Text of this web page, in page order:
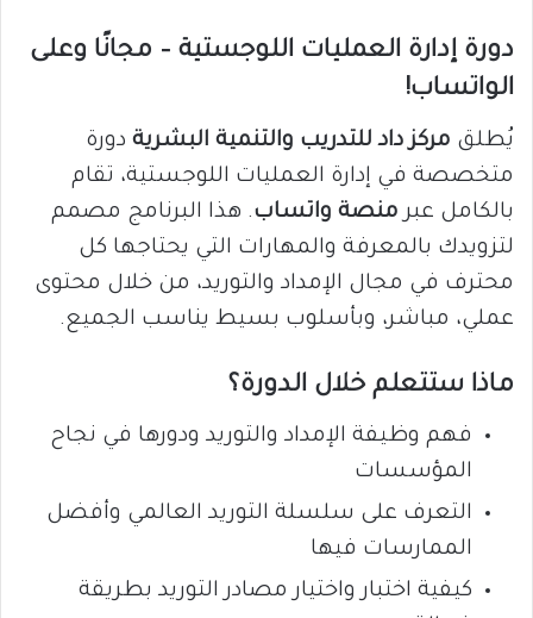
دورة إدارة العمليات اللوجستية – مجانًا وعلى
الواتساب!
يُطلق مركز داد للتدريب والتنمية البشرية دورة
متخصصة في إدارة العمليات اللوجستية، تقام
بالكامل عبر منصة واتساب. هذا البرنامج مصمم
لتزويدك بالمعرفة والمهارات التي يحتاجها كل
محترف في مجال الإمداد والتوريد، من خلال محتوى
عملي، مباشر، وبأسلوب بسيط يناسب الجميع.
ماذا ستتعلم خلال الدورة؟
فهم وظيفة الإمداد والتوريد ودورها في نجاح
المؤسسات
التعرف على سلسلة التوريد العالمي وأفضل
الممارسات فيها
كيفية اختبار واختيار مصادر التوريد بطريقة